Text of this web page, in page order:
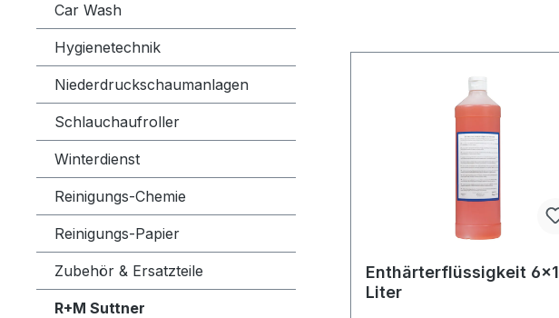
Car Wash
Hygienetechnik
Niederdruckschaumanlagen
Schlauchaufroller
Winterdienst
Reinigungs-Chemie
Reinigungs-Papier
Zubehör & Ersatzteile
R+M Suttner
Enthärterflüssigkeit 6x1
Liter